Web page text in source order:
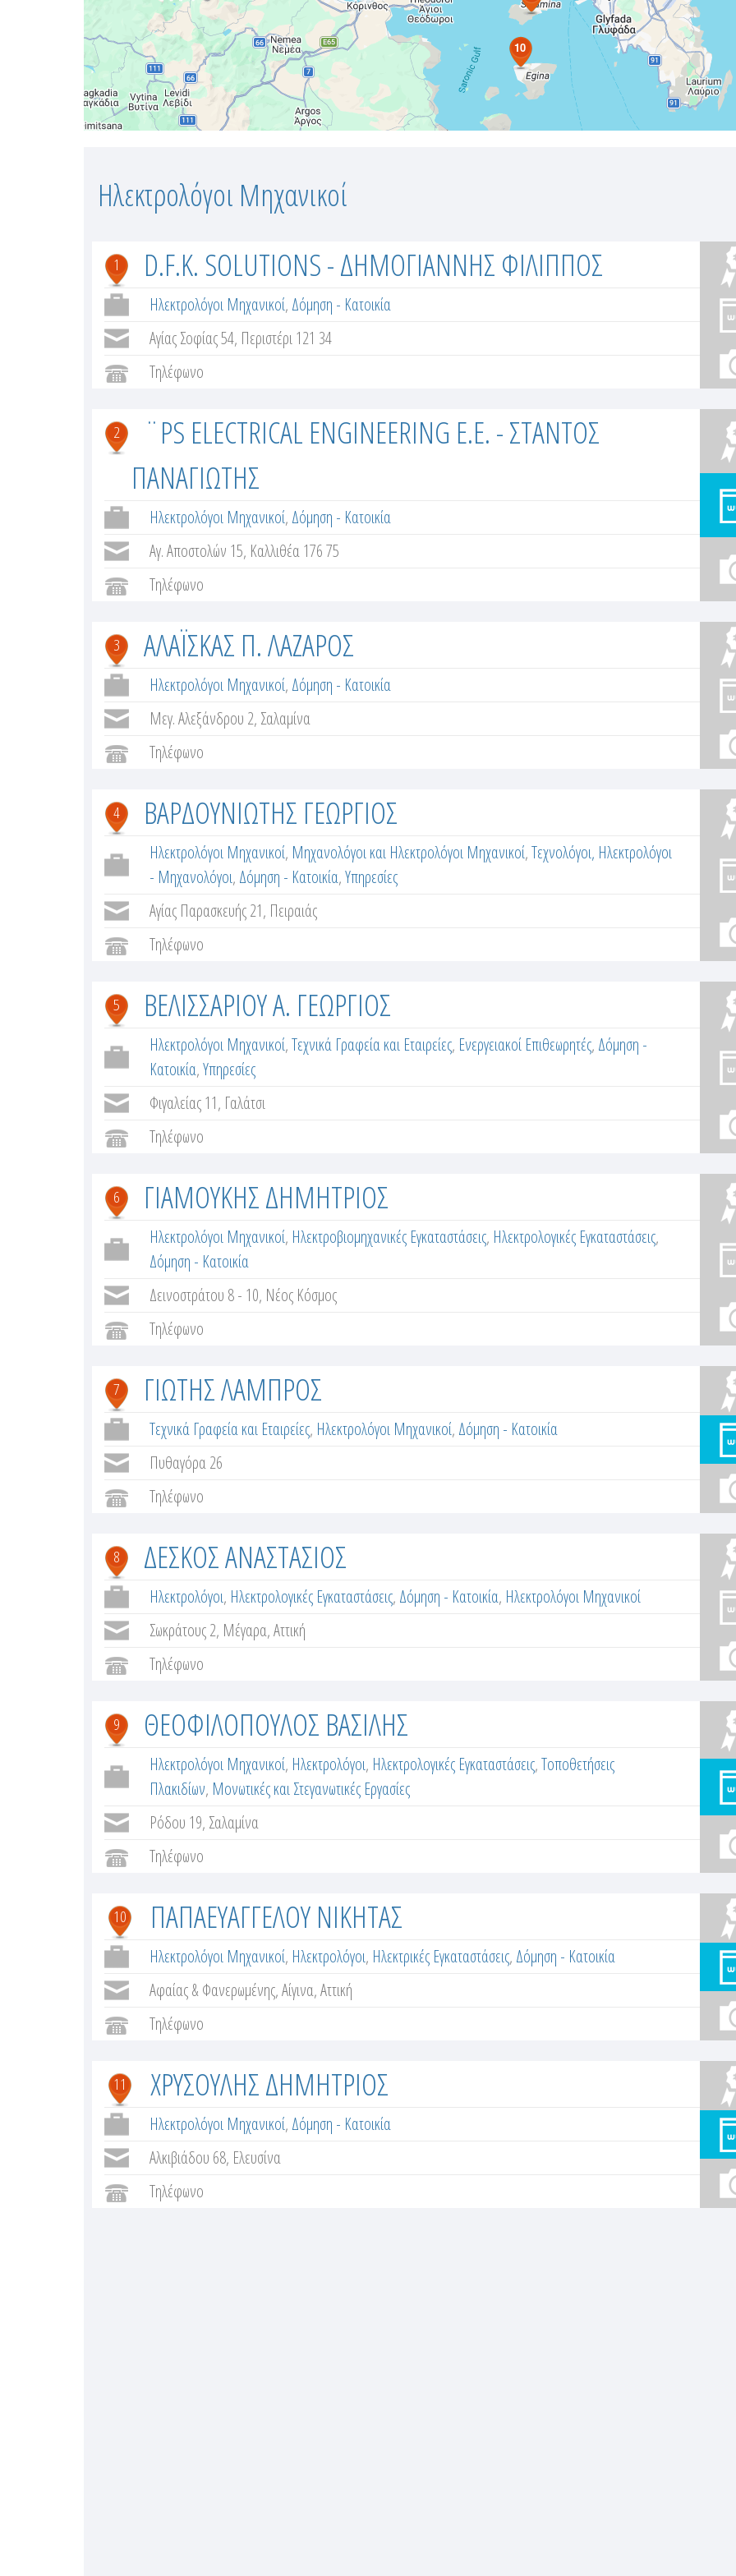
10
Ηλεκτρολόγοι Μηχανικοί
1 D.F.K. SOLUTIONS - ΔΗΜΟΓΙΑΝΝΗΣ ΦΙΛΙΠΠΟΣ
Ηλεκτρολόγοι Μηχανικοί, Δόμηση - Κατοικία
Αγίας Σοφίας 54, Περιστέρι 121 34
Τηλέφωνο
2
¨PS ELECTRICAL ENGINEERING E.E. - ΣΤΑΝΤΟΣ
ΠΑΝΑΓΙΩΤΗΣ
Ηλεκτρολόγοι Μηχανικοί, Δόμηση - Κατοικία
Αγ. Αποστολών 15, Καλλιθέα 176 75
Τηλέφωνο
3 ΑΛΑΪΣΚΑΣ Π. ΛΑΖΑΡΟΣ
Ηλεκτρολόγοι Μηχανικοί, Δόμηση - Κατοικία
Μεγ. Αλεξάνδρου 2, Σαλαμίνα
Τηλέφωνο
4 ΒΑΡΔΟΥΝΙΩΤΗΣ ΓΕΩΡΓΙΟΣ
Ηλεκτρολόγοι Μηχανικοί, Μηχανολόγοι και Ηλεκτρολόγοι Μηχανικοί,Τεχνολόγοι, Ηλεκτρολόγοι
- Μηχανολόγοι, Δόμηση - Κατοικία,Υπηρεσίες
Αγίας Παρασκευής 21, Πειραιάς
Τηλέφωνο
5 ΒΕΛΙΣΣΑΡΙΟΥ Α. ΓΕΩΡΓΙΟΣ
Ηλεκτρολόγοι Μηχανικοί,Τεχνικά Γραφεία και Εταιρείες, Ενεργειακοί Επιθεωρητές, Δόμηση -
Κατοικία,Υπηρεσίες
Φιγαλείας 11, Γαλάτσι
Τηλέφωνο
6 ΓΙΑΜΟΥΚΗΣ ΔΗΜΗΤΡΙΟΣ
Ηλεκτρολόγοι Μηχανικοί, Ηλεκτροβιομηχανικές Εγκαταστάσεις, Ηλεκτρολογικές Εγκαταστάσεις,
Δόμηση - Κατοικία
Δεινοστράτου 8 - 10, Νέος Κόσμος
Τηλέφωνο
7 ΓΙΩΤΗΣ ΛΑΜΠΡΟΣ
Τεχνικά Γραφεία και Εταιρείες, Ηλεκτρολόγοι Μηχανικοί, Δόμηση - Κατοικία
Πυθαγόρα 26
Τηλέφωνο
8 ΔΕΣΚΟΣ ΑΝΑΣΤΑΣΙΟΣ
Ηλεκτρολόγοι, Ηλεκτρολογικές Εγκαταστάσεις, Δόμηση - Κατοικία, Ηλεκτρολόγοι Μηχανικοί
Σωκράτους 2, Μέγαρα, Αττική
Τηλέφωνο
9 ΘΕΟΦΙΛΟΠΟΥΛΟΣ ΒΑΣΙΛΗΣ
Ηλεκτρολόγοι Μηχανικοί, Ηλεκτρολόγοι, Ηλεκτρολογικές Εγκαταστάσεις,Τοποθετήσεις
Πλακιδίων, Μονωτικές και Στεγανωτικές Εργασίες
Ρόδου 19, Σαλαμίνα
Τηλέφωνο
10 ΠΑΠΑΕΥΑΓΓΕΛΟΥ ΝΙΚΗΤΑΣ
Ηλεκτρολόγοι Μηχανικοί, Ηλεκτρολόγοι, Ηλεκτρικές Εγκαταστάσεις, Δόμηση - Κατοικία
Αφαίας & Φανερωμένης, Αίγινα, Αττική
Τηλέφωνο
11 ΧΡΥΣΟΥΛΗΣ ΔΗΜΗΤΡΙΟΣ
Ηλεκτρολόγοι Μηχανικοί, Δόμηση - Κατοικία
Αλκιβιάδου 68, Ελευσίνα
Τηλέφωνο